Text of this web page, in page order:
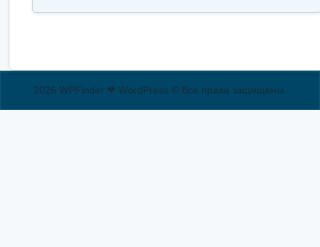
2026 WPFinder ❤ WordPress © Все права защищены.